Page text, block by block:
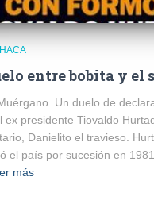
entre bobita y el
Un duelo de
ex presidente Tiovaldo
Danielito el travieso.
el país por sucesión en
más